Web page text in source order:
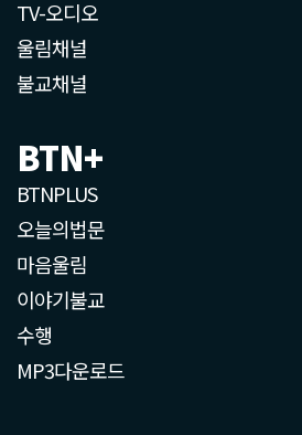
TV-오디오
울림채널
불교채널
BTN+
BTNPLUS
오늘의법문
마음울림
이야기불교
수행
MP3다운로드